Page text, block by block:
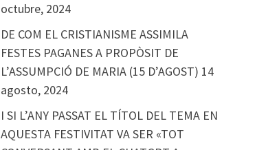
octubre, 2024
DE COM EL CRISTIANISME ASSIMILA
FESTES PAGANES A PROPÒSIT DE
L’ASSUMPCIÓ DE MARIA (15 D’AGOST) 14
agosto, 2024
I SI L’ANY PASSAT EL TÍTOL DEL TEMA EN
AQUESTA FESTIVITAT VA SER «TOT